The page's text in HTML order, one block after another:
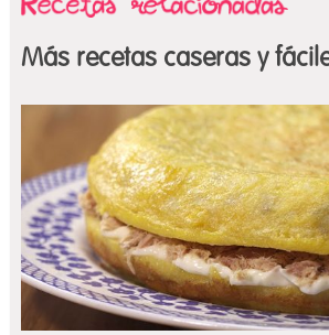
Más recetas caseras y